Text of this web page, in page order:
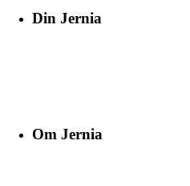
Din Jernia
Om Jernia